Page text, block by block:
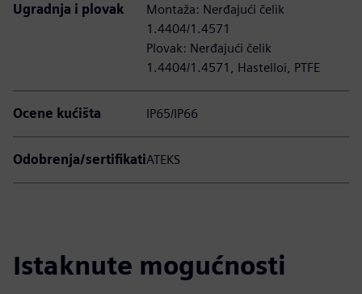
Ugradnja i plovak
Montaža: Nerđajući čelik
1.4404/1.4571
Plovak: Nerđajući čelik
1.4404/1.4571, Hastelloi, PTFE
Ocene kućišta IP65/IP66
Odobrenja/sertifikatiATEKS
Istaknute mogućnosti